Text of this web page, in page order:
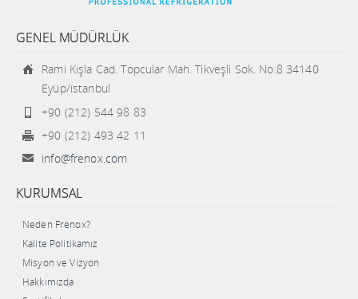
GENEL MÜDÜRLÜK
Rami Kışla Cad. Topcular Mah. Tikveşli Sok. No:8 34140
Eyüp/istanbul
+90 (212) 544 98 83
+90 (212) 493 42 11
info@frenox.com
KURUMSAL
Neden Frenox?
Kalite Politikamız
Misyon ve Vizyon
Hakkımızda